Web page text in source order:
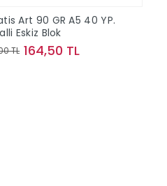
Art 90 GR A5 40 YP.
Eskiz Blok
TL 164,50 TL